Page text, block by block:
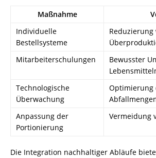
Maßnahme
Individuelle
Bestellsysteme
Reduzierung
Mitarbeiterschulungen
Bewusster
Technologische
Überwachung
Optimierung
Anpassung der
Portionierung
Vermeidung
Die Integration nachhaltiger Abläufe